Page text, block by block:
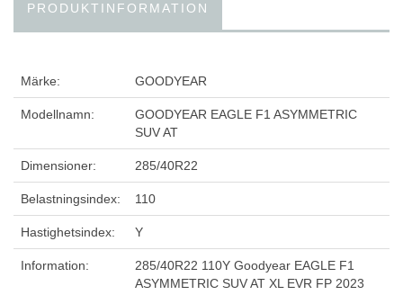
PRODUKTINFORMATION
Märke: GOODYEAR
Modellnamn:
GOODYEAR EAGLE F1 ASYMMETRIC
SUV AT
Dimensioner: 285/40R22
Belastningsindex: 110
Hastighetsindex: Y
Information:
285/40R22 110Y Goodyear EAGLE F1
ASYMMETRIC SUV AT XL EVR FP 2023